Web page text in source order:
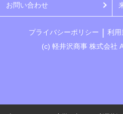
お問い合わせ
プライバシーポリシー 利用
(c) 軽井沢商事 株式会社